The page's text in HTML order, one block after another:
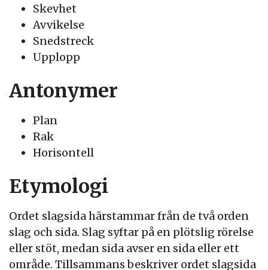
Skevhet
Avvikelse
Snedstreck
Upplopp
Antonymer
Plan
Rak
Horisontell
Etymologi
Ordet slagsida härstammar från de två orden
slag och sida. Slag syftar på en plötslig rörelse
eller stöt, medan sida avser en sida eller ett
område. Tillsammans beskriver ordet slagsida